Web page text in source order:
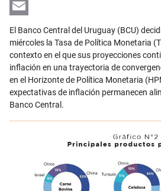
LinkedIn
Email
El Banco Central del Uruguay (BCU)
miércoles la Tasa de Política Monetaria
contexto en el que sus proyecciones
inflación en una trayectoria de
en el Horizonte de Política Monetaria
expectativas de inflación permanecen
Banco Central.